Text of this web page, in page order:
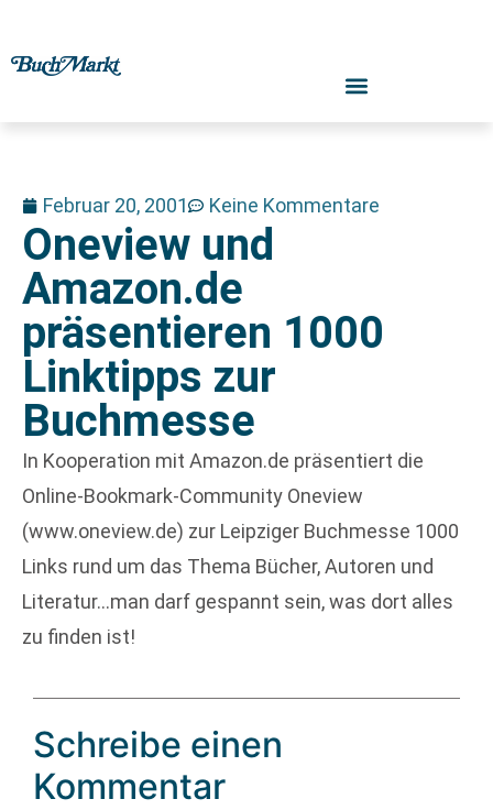
Februar 20, 2001 Keine Kommentare
Oneview und
Amazon.de
präsentieren 1000
Linktipps zur
Buchmesse
In Kooperation mit Amazon.de präsentiert die
Online-Bookmark-Community Oneview
(www.oneview.de) zur Leipziger Buchmesse 1000
Links rund um das Thema Bücher, Autoren und
Literatur…man darf gespannt sein, was dort alles
zu finden ist!
Schreibe einen
Kommentar